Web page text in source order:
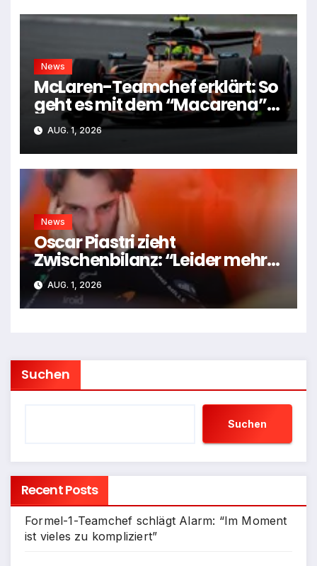
News
McLaren-Teamchef erklärt: So
geht es mit dem “Macarena”-
Flügel weiter
AUG. 1, 2026
News
Oscar Piastri zieht
Zwischenbilanz: “Leider mehr
Tiefen als Höhen”
AUG. 1, 2026
Suchen
Suchen
Recent Posts
Formel-1-Teamchef schlägt Alarm: “Im Moment
ist vieles zu kompliziert”